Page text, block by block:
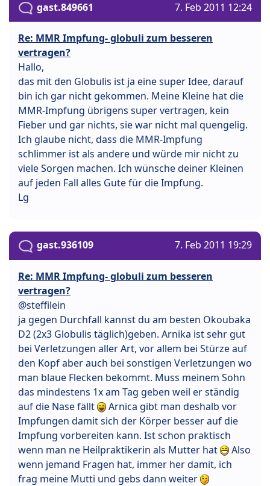
gast.849661 7. Feb 2011 12:24
Re: MMR Impfung- globuli zum besseren
vertragen?
Hallo,
das mit den Globulis ist ja eine super Idee, darauf
bin ich gar nicht gekommen. Meine Kleine hat die
MMR-Impfung übrigens super vertragen, kein
Fieber und gar nichts, sie war nicht mal quengelig.
Ich glaube nicht, dass die MMR-Impfung
schlimmer ist als andere und würde mir nicht zu
viele Sorgen machen. Ich wünsche deiner Kleinen
auf jeden Fall alles Gute für die Impfung.
Lg
gast.936109 7. Feb 2011 19:29
Re: MMR Impfung- globuli zum besseren
vertragen?
@steffilein
ja gegen Durchfall kannst du am besten Okoubaka
D2 (2x3 Globulis täglich)geben. Arnika ist sehr gut
bei Verletzungen aller Art, vor allem bei Stürze auf
den Kopf aber auch bei sonstigen Verletzungen wo
man blaue Flecken bekommt. Muss meinem Sohn
das mindestens 1x am Tag geben weil er ständig
auf die Nase fällt
Arnica gibt man deshalb vor
Impfungen damit sich der Körper besser auf die
Impfung vorbereiten kann. Ist schon praktisch
wenn man ne Heilpraktikerin als Mutter hat
Also
wenn jemand Fragen hat, immer her damit, ich
frag meine Mutti und gebs dann weiter